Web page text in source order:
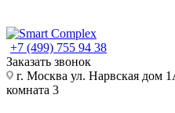
+7 (499) 755 94 38
Заказать звонок
г. Москва ул. Нарвская дом
комната 3